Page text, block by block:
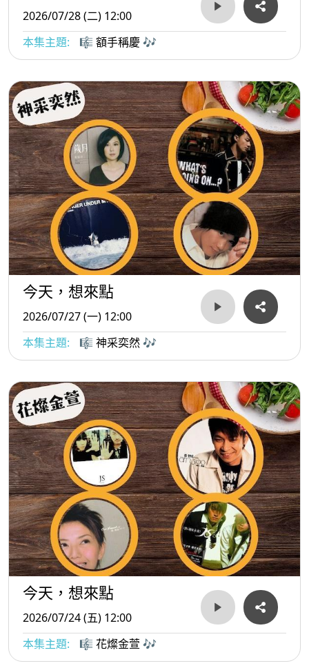
2026/07/28 (二) 12:00
本集主題:
🎼 額手稱慶 🎶
今天，想來點
2026/07/27 (一) 12:00
本集主題:
🎼 神采奕然 🎶
今天，想來點
2026/07/24 (五) 12:00
本集主題:
🎼 花燦金萱 🎶